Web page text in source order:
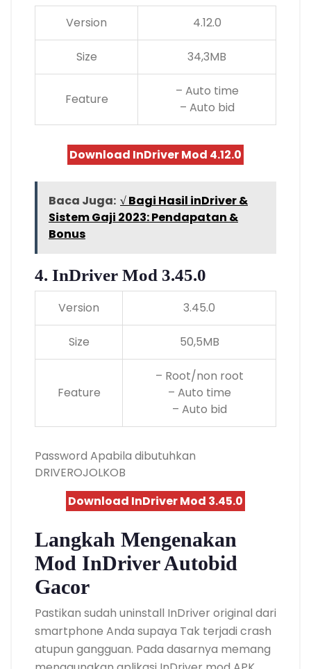
Version 4.12.0
Size 34,3MB
Feature
– Auto time
– Auto bid
Download InDriver Mod 4.12.0
Baca Juga: √ Bagi Hasil inDriver &
Sistem Gaji 2023: Pendapatan &
Bonus
4. InDriver Mod 3.45.0
Version 3.45.0
Size 50,5MB
Feature
– Root/non root
– Auto time
– Auto bid
Password Apabila dibutuhkan
DRIVEROJOLKOB
Download InDriver Mod 3.45.0
Langkah Mengenakan
Mod InDriver Autobid
Gacor
Pastikan sudah uninstall InDriver original dari
smartphone Anda supaya Tak terjadi crash
atupun gangguan. Pada dasarnya memang